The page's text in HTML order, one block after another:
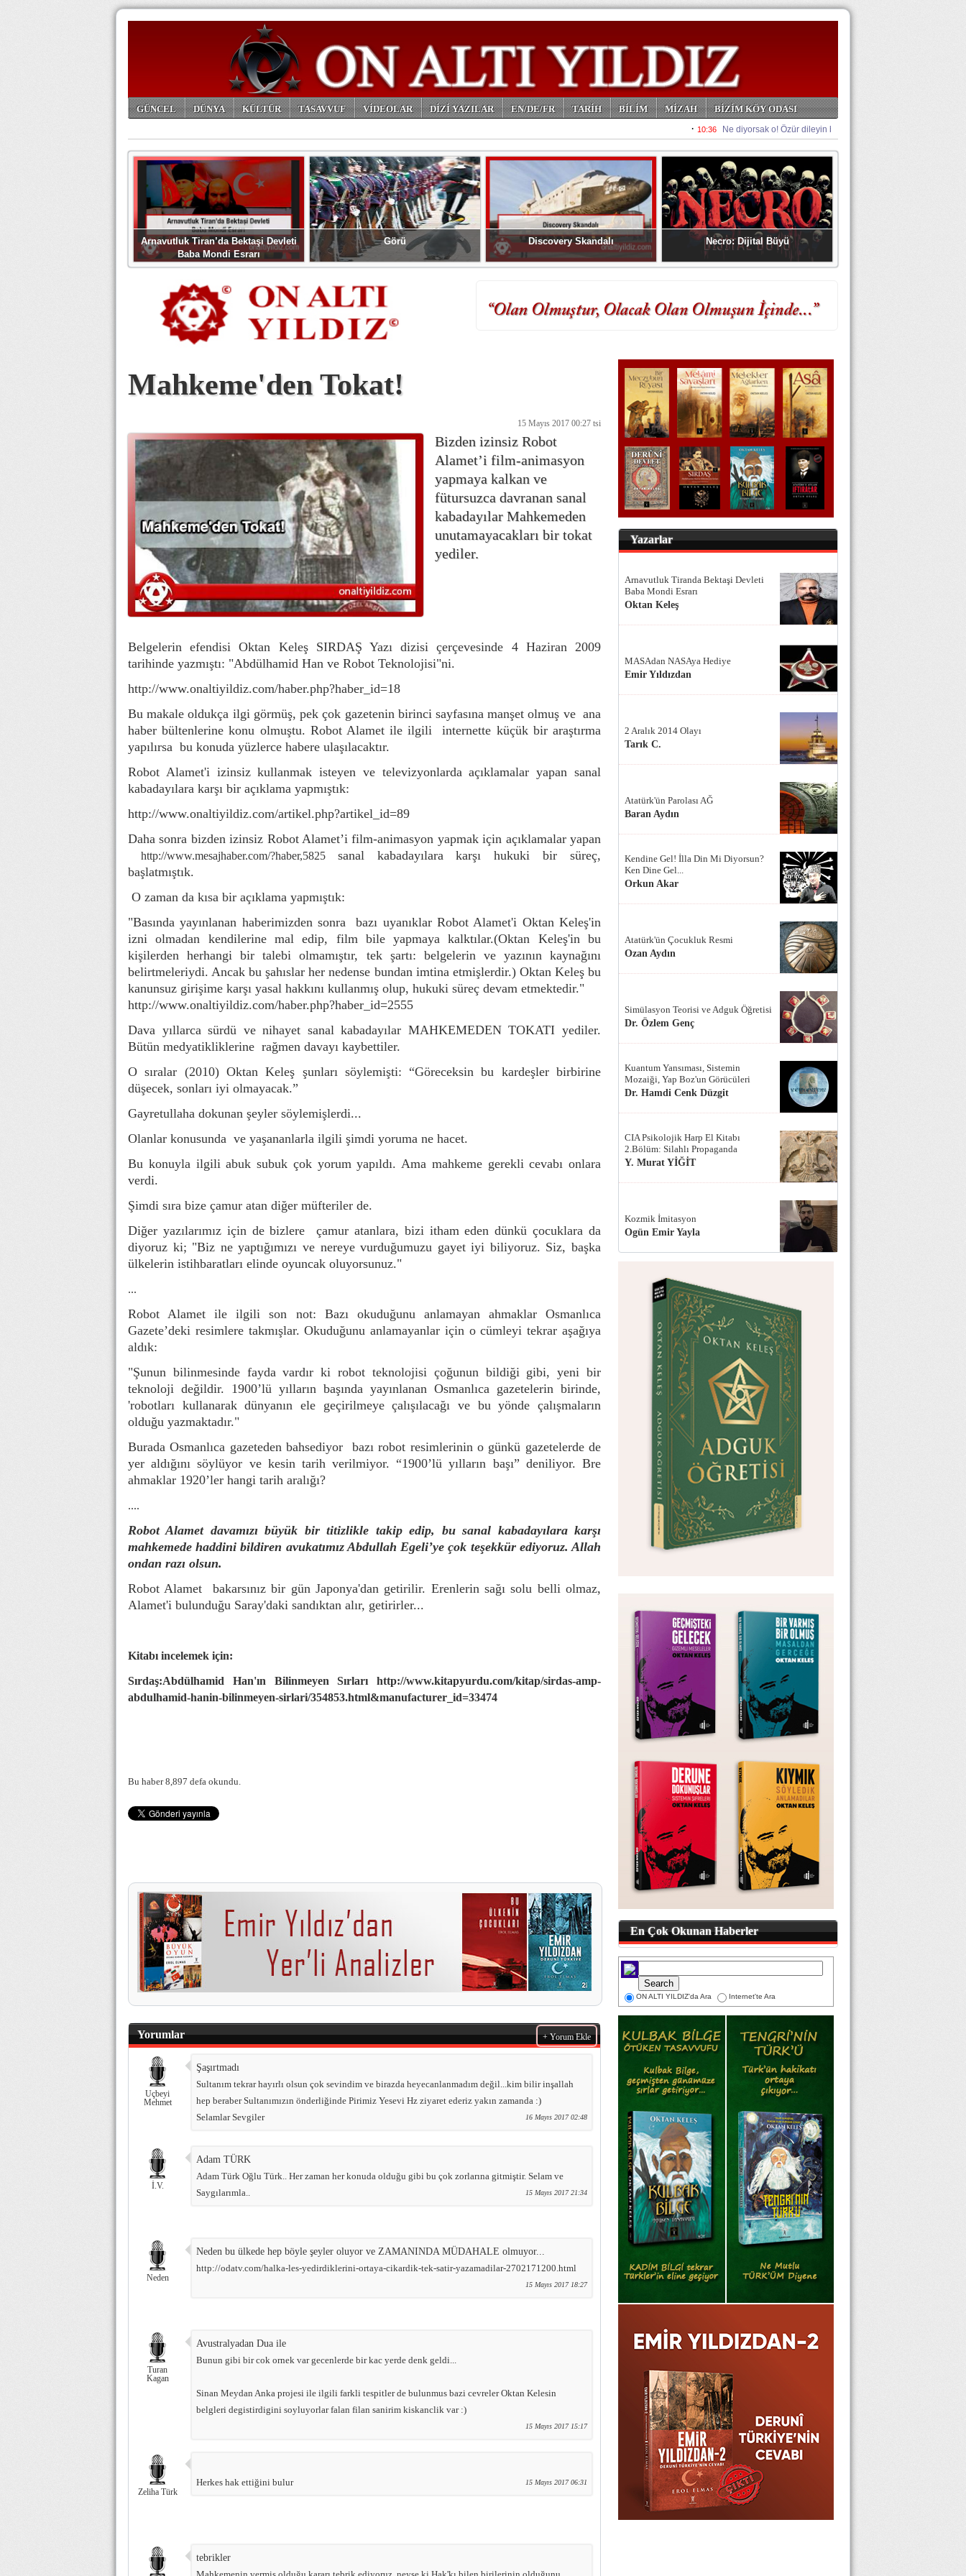
GÜNCEL DÜNYA KÜLTÜR TASAVVUF VİDEOLAR DİZİ YAZILAR EN/DE/FR TARİH BİLİM MİZAH
BİZİM KÖY ODASI
Arnavutluk Tiran’da Bektaşi Devleti
Baba Mondi Esrarı
Görü Discovery Skandalı Necro: Dijital Büyü
Mahkeme'den Tokat!
15 Mayıs 2017 00:27 tsi
Bizden izinsiz Robot
Alamet’i film-animasyon
yapmaya kalkan ve
fütursuzca davranan sanal
kabadayılar Mahkemeden
unutamayacakları bir tokat
yediler.
Belgelerin efendisi Oktan Keleş SIRDAŞ Yazı dizisi çerçevesinde 4 Haziran 2009
tarihinde yazmıştı: "Abdülhamid Han ve Robot Teknolojisi"ni.
http://www.onaltiyildiz.com/haber.php?haber_id=18
Bu makale oldukça ilgi görmüş, pek çok gazetenin birinci sayfasına manşet olmuş ve ana
haber bültenlerine konu olmuştu. Robot Alamet ile ilgili internette küçük bir araştırma
yapılırsa bu konuda yüzlerce habere ulaşılacaktır.
Robot Alamet'i izinsiz kullanmak isteyen ve televizyonlarda açıklamalar yapan sanal
kabadayılara karşı bir açıklama yapmıştık:
http://www.onaltiyildiz.com/artikel.php?artikel_id=89
Daha sonra bizden izinsiz Robot Alamet’i film-animasyon yapmak için açıklamalar yapan
http://www.mesajhaber.com/?haber,5825
sanal kabadayılara karşı hukuki bir süreç,
başlatmıştık.
O zaman da kısa bir açıklama yapmıştık:
"Basında yayınlanan haberimizden sonra bazı uyanıklar Robot Alamet'i Oktan Keleş'in
izni olmadan kendilerine mal edip, film bile yapmaya kalktılar.(Oktan Keleş'in bu
kişilerden herhangi bir talebi olmamıştır, tek şartı: belgelerin ve yazının kaynağını
belirtmeleriydi. Ancak bu şahıslar her nedense bundan imtina etmişlerdir.) Oktan Keleş bu
kanunsuz girişime karşı yasal hakkını kullanmış olup, hukuki süreç devam etmektedir."
http://www.onaltiyildiz.com/haber.php?haber_id=2555
Dava yıllarca sürdü ve nihayet sanal kabadayılar MAHKEMEDEN TOKATI yediler.
Bütün medyatikliklerine rağmen davayı kaybettiler.
O sıralar (2010) Oktan Keleş şunları söylemişti: “Göreceksin bu kardeşler birbirine
düşecek, sonları iyi olmayacak.”
Gayretullaha dokunan şeyler söylemişlerdi...
Olanlar konusunda ve yaşananlarla ilgili şimdi yoruma ne hacet.
Bu konuyla ilgili abuk subuk çok yorum yapıldı. Ama mahkeme gerekli cevabı onlara
verdi.
Şimdi sıra bize çamur atan diğer müfteriler de.
Diğer yazılarımız için de bizlere çamur atanlara, bizi itham eden dünkü çocuklara da
diyoruz ki; "Biz ne yaptığımızı ve nereye vurduğumuzu gayet iyi biliyoruz. Siz, başka
ülkelerin istihbaratları elinde oyuncak oluyorsunuz."
...
Robot Alamet ile ilgili son not: Bazı okuduğunu anlamayan ahmaklar Osmanlıca
Gazete’deki resimlere takmışlar. Okuduğunu anlamayanlar için o cümleyi tekrar aşağıya
aldık:
"Şunun bilinmesinde fayda vardır ki robot teknolojisi çoğunun bildiği gibi, yeni bir
teknoloji değildir. 1900’lü yılların başında yayınlanan Osmanlıca gazetelerin birinde,
'robotları kullanarak dünyanın ele geçirilmeye çalışılacağı ve bu yönde çalışmaların
olduğu yazmaktadır."
Burada Osmanlıca gazeteden bahsediyor bazı robot resimlerinin o günkü gazetelerde de
yer aldığını söylüyor ve kesin tarih verilmiyor. “1900’lü yılların başı” deniliyor. Bre
ahmaklar 1920’ler hangi tarih aralığı?
....
Robot Alamet davamızı büyük bir titizlikle takip edip, bu sanal kabadayılara karşı
mahkemede haddini bildiren avukatımız Abdullah Egeli’ye çok teşekkür ediyoruz. Allah
ondan razı olsun.
Robot Alamet bakarsınız bir gün Japonya'dan getirilir. Erenlerin sağı solu belli olmaz,
Alamet'i bulunduğu Saray'daki sandıktan alır, getirirler...
Kitabı incelemek için:
Sırdaş:Abdülhamid Han'ın Bilinmeyen Sırları http://www.kitapyurdu.com/kitap/sirdas-amp-
abdulhamid-hanin-bilinmeyen-sirlari/354853.html&manufacturer_id=33474
Bu haber 8,897 defa okundu.
Yorumlar + Yorum Ekle
Uçbeyi
Mehmet
Şaşırtmadı
Sultanım tekrar hayırlı olsun çok sevindim ve birazda heyecanlanmadım değil...kim bilir inşallah
hep beraber Sultanımızın önderliğinde Pirimiz Yesevi Hz ziyaret ederiz yakın zamanda :)
Selamlar Sevgiler
16 Mayıs 2017 02:48
İ.V.
Adam TÜRK
Adam Türk Oğlu Türk.. Her zaman her konuda olduğu gibi bu çok zorlarına gitmiştir. Selam ve
Saygılarımla..
15 Mayıs 2017 21:34
Neden
Neden bu ülkede hep böyle şeyler oluyor ve ZAMANINDA MÜDAHALE olmuyor...
http://odatv.com/halka-les-yedirdiklerini-ortaya-cikardik-tek-satir-yazamadilar-2702171200.html
15 Mayıs 2017 18:27
Turan
Kagan
Avustralyadan Dua ile
Bunun gibi bir cok ornek var gecenlerde bir kac yerde denk geldi...
Sinan Meydan Anka projesi ile ilgili farkli tespitler de bulunmus bazi cevreler Oktan Kelesin
belgleri degistirdigini soyluyorlar falan filan sanirim kiskanclik var :)
15 Mayıs 2017 15:17
Zeliha Türk
Herkes hak ettiğini bulur 15 Mayıs 2017 06:31
tebrikler
Yazarlar
Arnavutluk Tiranda Bektaşi Devleti
Baba Mondi Esrarı
Oktan Keleş
MASAdan NASAya Hediye
Emir Yıldızdan
2 Aralık 2014 Olayı
Tarık C.
Atatürk'ün Parolası AĞ
Baran Aydın
Kendine Gel! İlla Din Mi Diyorsun?
Ken Dine Gel...
Orkun Akar
Atatürk'ün Çocukluk Resmi
Ozan Aydın
Simülasyon Teorisi ve Adguk Öğretisi
Dr. Özlem Genç
Kuantum Yansıması, Sistemin
Mozaiği, Yap Boz'un Görücüleri
Dr. Hamdi Cenk Düzgit
CIA Psikolojik Harp El Kitabı
2.Bölüm: Silahlı Propaganda
Y. Murat YİĞİT
Kozmik İmitasyon
Ogün Emir Yayla
En Çok Okunan Haberler
ON ALTI YILDIZ'da Ara Internet'te Ara